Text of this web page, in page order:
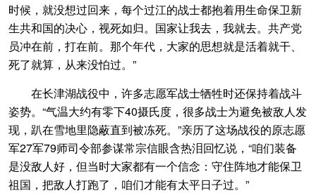
时候，就没想过回来，每个过江的战士都抱着用生命保卫新
生共和国的决心，视死如归。国家让我去，我就去。共产党
员冲在前，打在前。那个年代，大家的思想就是活着就干、
死了就算，从来没怕过。”
在长津湖战役中，许多志愿军战士牺牲时还保持着战斗
姿势。“气温大约有零下40摄氏度，很多战士为避免被敌人发
现，趴在雪地里隐蔽直到被冻死。”亲历了这场战役的原志愿
军27军79师司令部参谋常宗信眼含热泪回忆说，“咱们装备
是没敌人好，但当时大家都有一个信念：守住阵地才能保卫
祖国，把敌人打跑了，咱们才能有太平日子过。”